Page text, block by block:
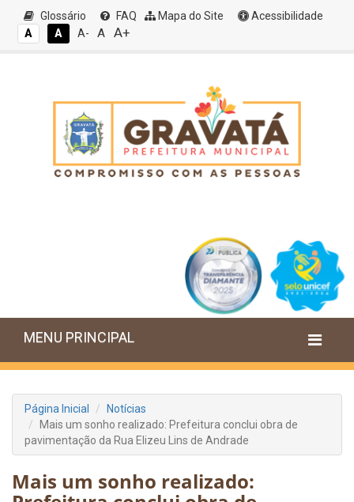
Glossário FAQ Mapa do Site
Acessibilidade
A
A A- A A+
MENU PRINCIPAL
Página Inicial
Notícias
Mais um sonho realizado: Prefeitura conclui obra de
pavimentação da Rua Elizeu Lins de Andrade
Mais um sonho realizado: